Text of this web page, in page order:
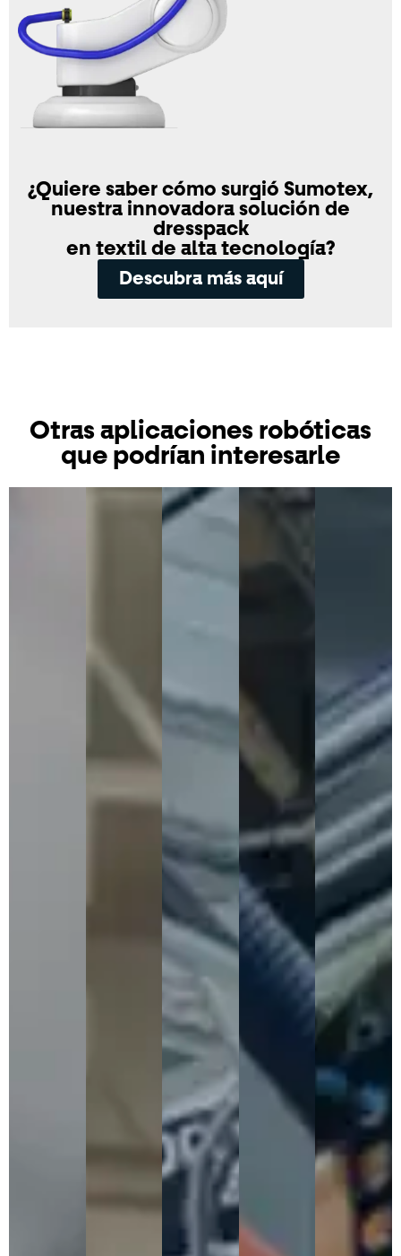
¿Quiere saber cómo surgió Sumotex,
nuestra innovadora solución de
dresspack
en textil de alta tecnología?
Descubra más aquí
Otras aplicaciones robóticas
que podrían interesarle